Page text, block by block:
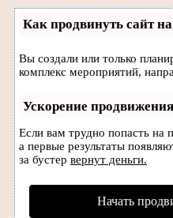
Как продвинуть сайт
Вы создали или только
комплекс мероприятий,
Ускорение продвижения
Если вам трудно попасть на
а первые результаты
за бустер вернут деньги.
Начать